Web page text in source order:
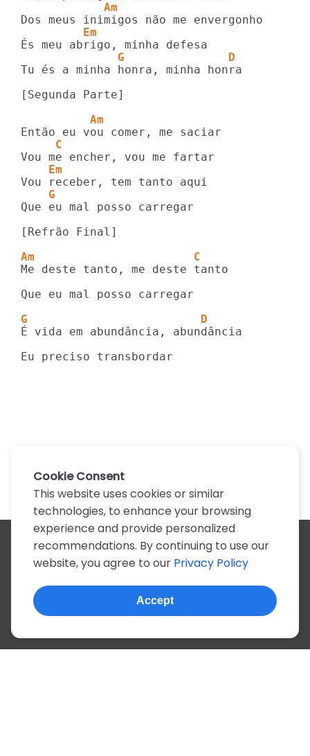
            Am
         Em
              G               D
Tu és a minha honra, minha honra
[Segunda Parte]
          Am
     C
    Em
    G
Que eu mal posso carregar
[Refrão Final]
Am                       C
Me deste tanto, me deste tanto
Que eu mal posso carregar
G                         D
É vida em abundância, abundância
Eu preciso transbordar
All artists
A
B C D E F G H I J K
N
O P Q R S T U V W X
Z
0-9
© 2022, more than 2 million tabs and lyrics
Cookie Consent
This website uses cookies or similar
technologies, to enhance your browsing
experience and provide personalized
recommendations. By continuing to use our
website, you agree to our Privacy Policy
Accept